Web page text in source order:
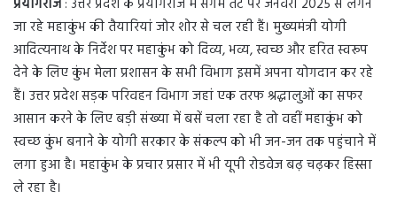
प्रयागराज: उत्तर प्रदेश के प्रयागराज में संगम तट पर जनवरी 2025 से लगने
जा रहे महाकुंभ की तैयारियां जोर शोर से चल रही हैं। मुख्यमंत्री योगी
आदित्यनाथ के निर्देश पर महाकुंभ को दिव्य, भव्य, स्वच्छ और हरित स्वरूप
देने के लिए कुंभ मेला प्रशासन के सभी विभाग इसमें अपना योगदान कर रहे
हैं। उत्तर प्रदेश सड़क परिवहन विभाग जहां एक तरफ श्रद्धालुओं का सफर
आसान करने के लिए बड़ी संख्या में बसें चला रहा है तो वहीं महाकुंभ को
स्वच्छ कुंभ बनाने के योगी सरकार के संकल्प को भी जन-जन तक पहुंचाने में
लगा हुआ है। महाकुंभ के प्रचार प्रसार में भी यूपी रोडवेज बढ़ चढ़कर हिस्सा
ले रहा है।